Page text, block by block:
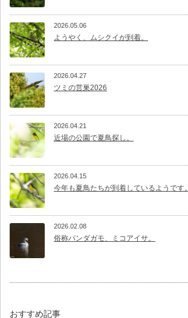
2026.05.06
ようやく、ムシクイが到着。
2026.04.27
ツミの営巣2026
2026.04.21
近場の公園で夏鳥探し。
2026.04.15
今年も夏鳥たちが到着しているようです。
2026.02.08
俗称パンダガモ、ミコアイサ。
おすすめ記事